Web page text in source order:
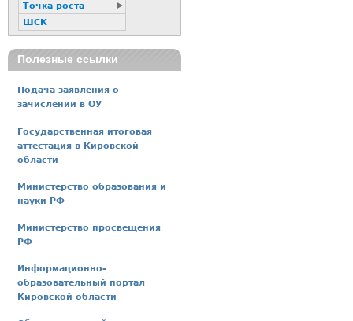
Точка роста
ШСК
Полезные ссылки
Подача заявления о
зачислении в ОУ
Государственная итоговая
аттестация в Кировской
области
Министерство образования и
науки РФ
Министерство просвещения
РФ
Информационно-
образовательный портал
Кировской области